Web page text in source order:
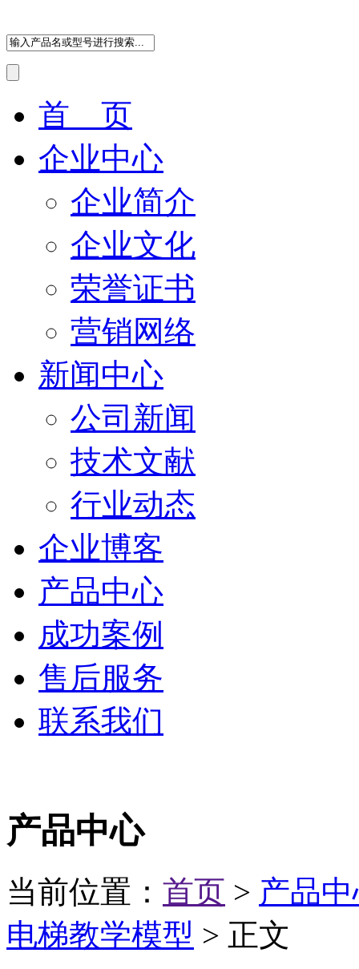
首 页
企业中心
企业简介
企业文化
荣誉证书
营销网络
新闻中心
公司新闻
技术文献
行业动态
企业博客
产品中心
成功案例
售后服务
联系我们
产品中心
当前位置： 首页 > 产品
电梯教学模型 > 正文